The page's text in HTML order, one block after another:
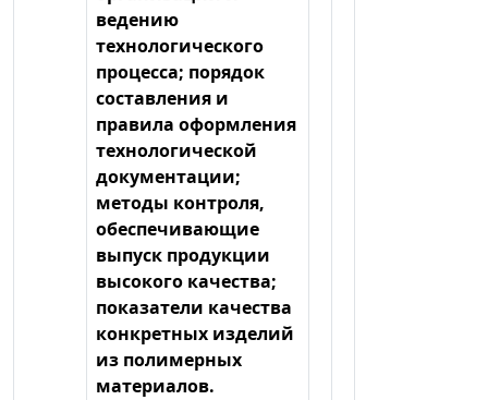
ведению
технологического
процесса; порядок
составления и
правила оформления
технологической
документации;
методы контроля,
обеспечивающие
выпуск продукции
высокого качества;
показатели качества
конкретных изделий
из полимерных
материалов.